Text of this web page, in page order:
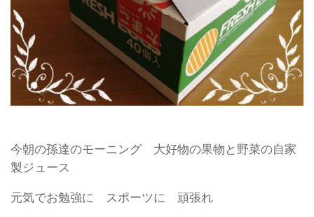
今朝の孫達のモーニング 大好物の果物と野菜の自家
製ジュース
元気でお勉強に スポーツに 頑張れ